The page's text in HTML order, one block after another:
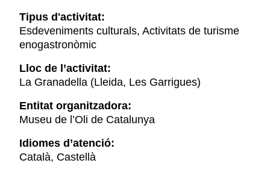
Tipus d'activitat:
Esdeveniments culturals, Activitats de turisme
enogastronòmic
Lloc de l’activitat:
La Granadella (Lleida, Les Garrigues)
Entitat organitzadora:
Museu de l’Oli de Catalunya
Idiomes d’atenció:
Català, Castellà